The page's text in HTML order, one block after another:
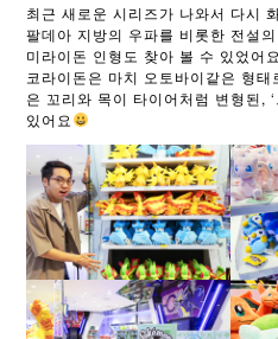
최근 새로운 시리즈가 나와서 다시
팔데아 지방의 우파를 비롯한 전설
미라이돈 인형도 찾아 볼 수 있었어
코라이돈은 마치 오토바이같은 형
은 꼬리와 목이 타이어처럼 변형된,
있어요